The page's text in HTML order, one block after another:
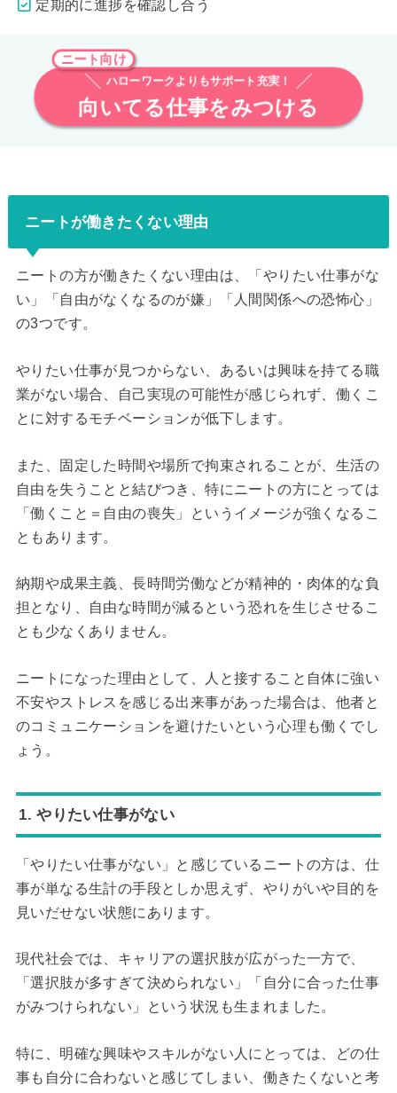
定期的に進捗を確認し合う
ニート向け
ハローワークよりもサポート充実！
向いてる仕事をみつける
ニートが働きたくない理由
ニートの方が働きたくない理由は、「やりたい仕事がな
い」「自由がなくなるのが嫌」「人間関係への恐怖心」
の3つです。
やりたい仕事が見つからない、あるいは興味を持てる職
業がない場合、自己実現の可能性が感じられず、働くこ
とに対するモチベーションが低下します。
また、固定した時間や場所で拘束されることが、生活の
自由を失うことと結びつき、特にニートの方にとっては
「働くこと＝自由の喪失」というイメージが強くなるこ
ともあります。
納期や成果主義、長時間労働などが精神的・肉体的な負
担となり、自由な時間が減るという恐れを生じさせるこ
とも少なくありません。
ニートになった理由として、人と接すること自体に強い
不安やストレスを感じる出来事があった場合は、他者と
のコミュニケーションを避けたいという心理も働くでし
ょう。
1. やりたい仕事がない
「やりたい仕事がない」と感じているニートの方は、仕
事が単なる生計の手段としか思えず、やりがいや目的を
見いだせない状態にあります。
現代社会では、キャリアの選択肢が広がった一方で、
「選択肢が多すぎて決められない」「自分に合った仕事
がみつけられない」という状況も生まれました。
特に、明確な興味やスキルがない人にとっては、どの仕
事も自分に合わないと感じてしまい、働きたくないと考